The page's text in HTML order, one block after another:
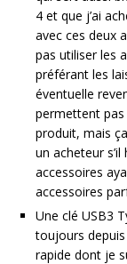
4 et que j’ai
avec ces deux
pas utiliser les
préférant les
éventuelle
permettent pas
produit, mais
un acheteur
accessoires
accessoires
Une clé USB3
toujours
rapide dont je